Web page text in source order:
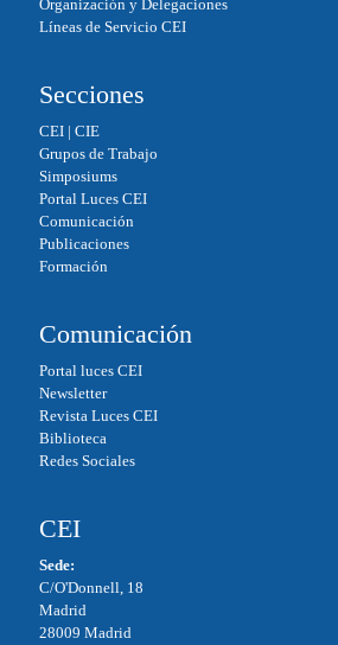
Organización y Delegaciones
Líneas de Servicio CEI
Secciones
CEI| CIE
Grupos de Trabajo
Simposiums
Portal Luces CEI
Comunicación
Publicaciones
Formación
Comunicación
Portal luces CEI
Newsletter
Revista Luces CEI
Biblioteca
Redes Sociales
CEI
Sede:
C/O'Donnell, 18
Madrid
28009 Madrid